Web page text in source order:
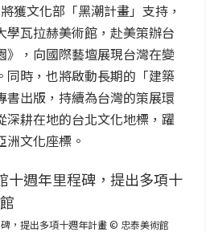
獲文化部「黑潮計畫」支持，
學瓦拉赫美術館，赴美策辦台
》，向國際藝壇展現台灣在變
同時，也將啟動長期的「建築
書出版，持續為台灣的策展環
深耕在地的台北文化地標，躍
文化座標。
，提出多項十週年計畫 © 忠泰美術館